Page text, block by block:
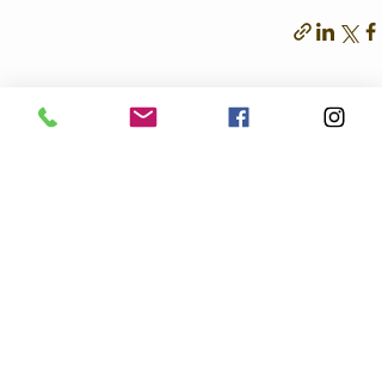
פוסטים אחרונים הצג הכול